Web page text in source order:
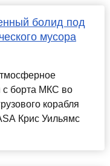
болид под
мусора
с борта МКС во
корабля
Крис Уильямс